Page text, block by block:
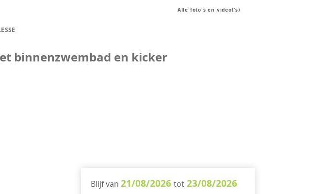
Alle foto's en video('s)
binnenzwembad en kicker
Blijf van 21/08/2026 tot 23/08/2026